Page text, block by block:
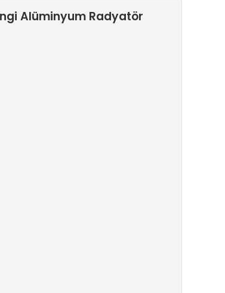
Alüminyum Radyatör